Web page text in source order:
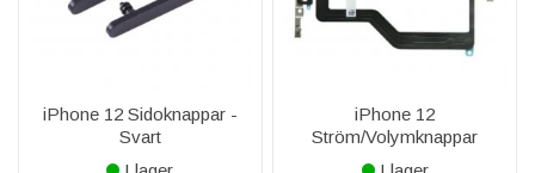
iPhone 12 Sidoknappar -
Svart
iPhone 12
Ström/Volymknappar
Flexkabel